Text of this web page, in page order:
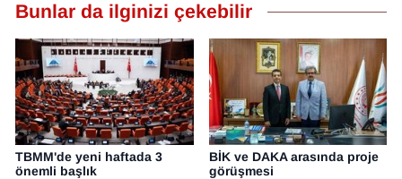
Bunlar da ilginizi çekebilir
TBMM'de yeni haftada 3
önemli başlık
BİK ve DAKA arasında proje
görüşmesi